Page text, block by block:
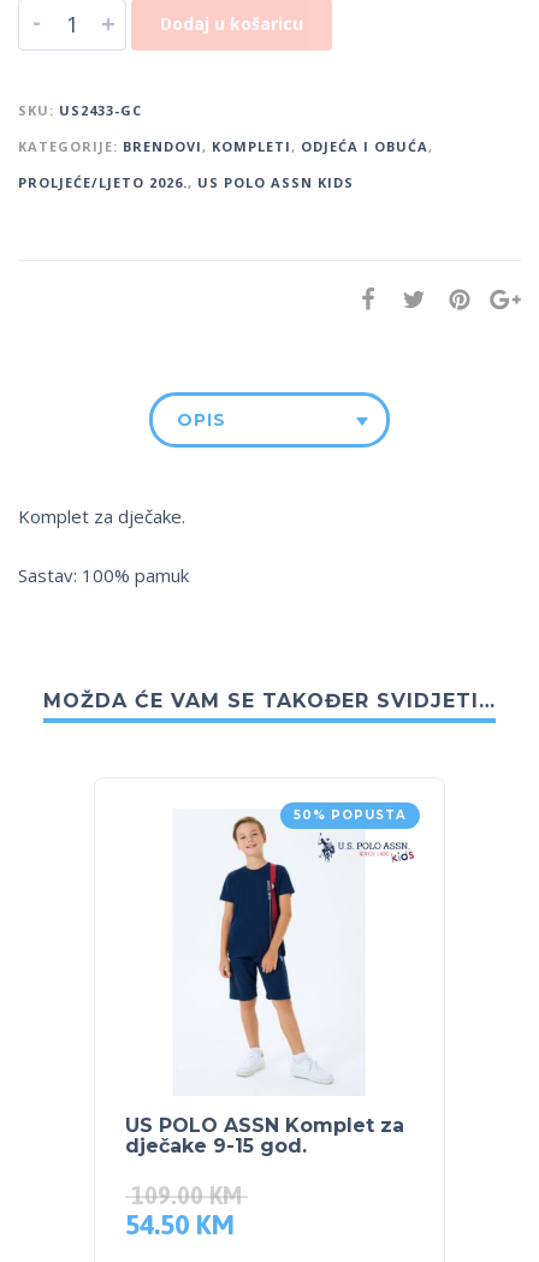
- + Dodaj u košaricu
SKU: US2433-GC
KATEGORIJE: BRENDOVI, KOMPLETI, ODJEĆA I OBUĆA,
PROLJEĆE/LJETO 2026., US POLO ASSN KIDS
OPIS
Komplet za dječake.
Sastav: 100% pamuk
MOŽDA ĆE VAM SE TAKOĐER SVIDJETI…
50% POPUSTA
US POLO ASSN Komplet za
dječake 9-15 god.
109.00KM
54.50 KM